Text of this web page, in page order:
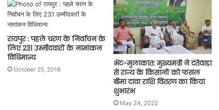
रायपुर : पहले चरण के निर्वाचन के
लिए 231 उम्मीदवारों के नामांकन
विधिमान्य
October 25, 2018
भेंट-मुलाकात: मुख्यमंत्री ने दंतेवाड़ा
से राज्य के किसानों को फसल
बीमा दावा राशि वितरण का किया
शुभारंभ
May 24, 2022